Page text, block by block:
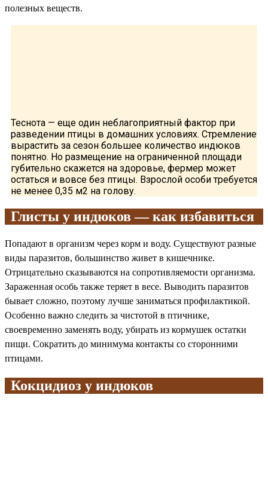
полезных веществ.
Теснота — еще один неблагоприятный фактор при
разведении птицы в домашних условиях. Стремление
вырастить за сезон большее количество индюков
понятно. Но размещение на ограниченной площади
губительно скажется на здоровье, фермер может
остаться и вовсе без птицы. Взрослой особи требуется
не менее 0,35 м2 на голову.
Глисты у индюков — как избавиться
Попадают в организм через корм и воду. Существуют разные
виды паразитов, большинство живет в кишечнике.
Отрицательно сказываются на сопротивляемости организма.
Зараженная особь также теряет в весе. Выводить паразитов
бывает сложно, поэтому лучше заниматься профилактикой.
Особенно важно следить за чистотой в птичнике,
своевременно заменять воду, убирать из кормушек остатки
пищи. Сократить до минимума контакты со сторонними
птицами.
Кокцидиоз у индюков